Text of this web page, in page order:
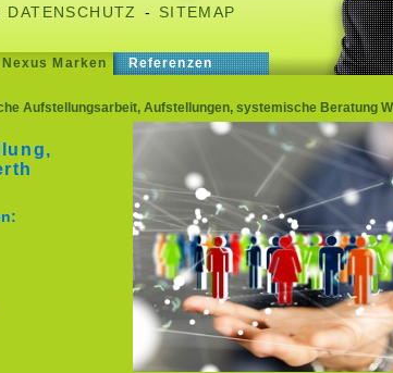
DATENSCHUTZ - SITEMAP
Nexus Marken Referenzen
Aufstellungsarbeit, Aufstellungen, systemische Beratung